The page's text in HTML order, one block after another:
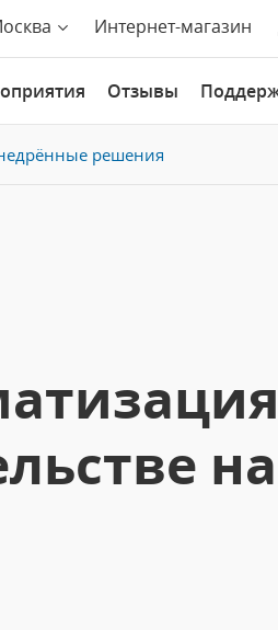
Интернет-магазин
Отзывы
решения